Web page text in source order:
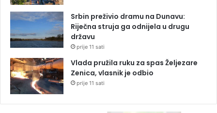
Srbin preživio dramu na Dunavu:
Riječna struja ga odnijela u drugu
državu
prije 11 sati
Vlada pružila ruku za spas Željezare
Zenica, vlasnik je odbio
prije 11 sati